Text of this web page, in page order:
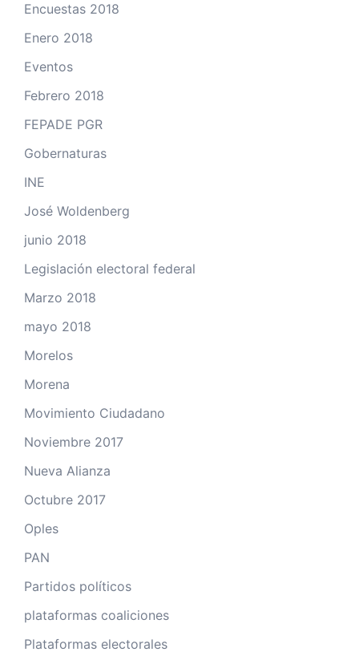
Encuestas 2018
Enero 2018
Eventos
Febrero 2018
FEPADE PGR
Gobernaturas
INE
José Woldenberg
junio 2018
Legislación electoral federal
Marzo 2018
mayo 2018
Morelos
Morena
Movimiento Ciudadano
Noviembre 2017
Nueva Alianza
Octubre 2017
Oples
PAN
Partidos políticos
plataformas coaliciones
Plataformas electorales